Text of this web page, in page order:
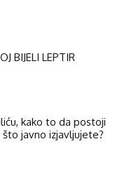
BIJELI LEPTIR
kako to da postoji
javno izjavljujete?